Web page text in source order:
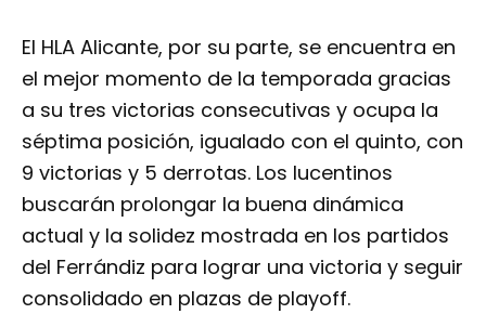
El HLA Alicante, por su parte, se encuentra en
el mejor momento de la temporada gracias
a su tres victorias consecutivas y ocupa la
séptima posición, igualado con el quinto, con
9 victorias y 5 derrotas. Los lucentinos
buscarán prolongar la buena dinámica
actual y la solidez mostrada en los partidos
del Ferrándiz para lograr una victoria y seguir
consolidado en plazas de playoff.